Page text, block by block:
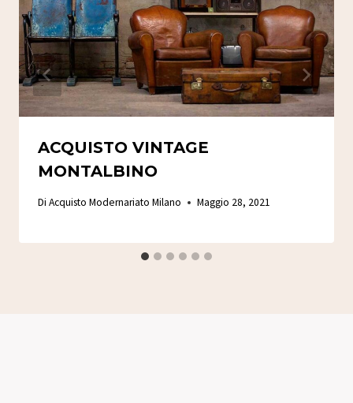
ACQUISTO VINTAGE
MONTALBINO
Di Acquisto Modernariato Milano Maggio 28, 2021